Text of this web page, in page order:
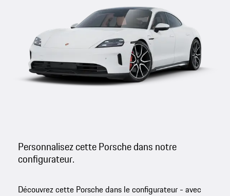
Personnalisez cette Porsche dans notre
configurateur.
Découvrez cette Porsche dans le configurateur - avec